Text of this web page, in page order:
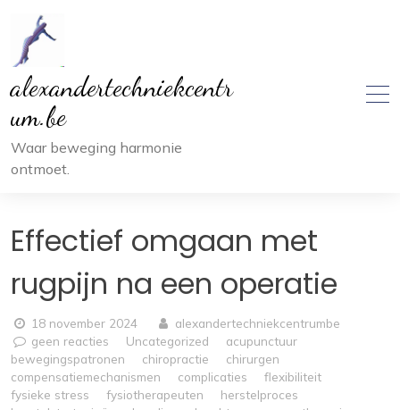
inhoud
alexandertechniekcentr
um.be
Waar beweging harmonie
ontmoet.
Effectief omgaan met
rugpijn na een operatie
18 november 2024
alexandertechniekcentrumbe
geen reacties
Uncategorized
acupunctuur
bewegingspatronen
chiropractie
chirurgen
compensatiemechanismen
complicaties
flexibiliteit
fysieke stress
fysiotherapeuten
herstelproces